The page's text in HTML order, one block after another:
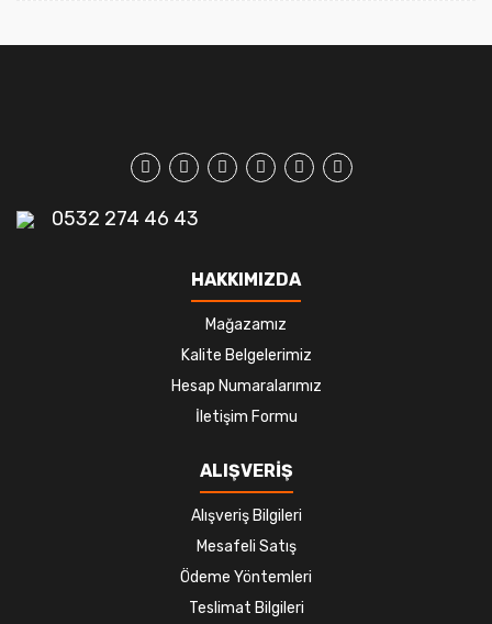
0532 274 46 43
HAKKIMIZDA
Mağazamız
Kalite Belgelerimiz
Hesap Numaralarımız
İletişim Formu
ALIŞVERİŞ
Alışveriş Bilgileri
Mesafeli Satış
Ödeme Yöntemleri
Teslimat Bilgileri